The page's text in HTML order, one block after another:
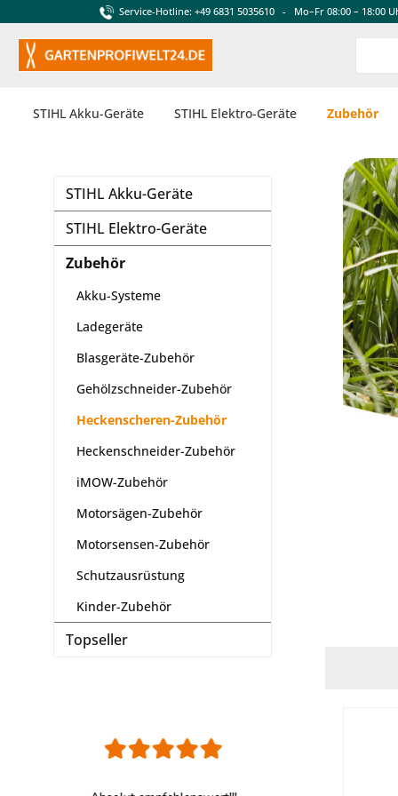
Zur Hauptnavigation springen
Service-Hotline: +49 6831 5035610 - Mo–Fr 08:00 – 18:00
STIHL Akku-Geräte STIHL Elektro-Geräte Zubehör
STIHL Akku-Geräte
STIHL Elektro-Geräte
Zubehör
Akku-Systeme
Ladegeräte
Blasgeräte-Zubehör
Gehölzschneider-Zubehör
Heckenscheren-Zubehör
Heckenschneider-Zubehör
iMOW-Zubehör
Motorsägen-Zubehör
Motorsensen-Zubehör
Schutzausrüstung
Kinder-Zubehör
Topseller